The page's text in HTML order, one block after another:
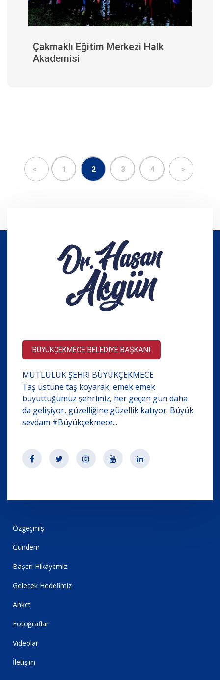
Çakmaklı Eğitim Merkezi Halk
Akademisi
< 1 2 3 4 >
BÜYÜKÇEKMECE BELEDİYE BAŞKANI
MUTLULUK ŞEHRİ BÜYÜKÇEKMECE
Taş üstüne taş koyarak, emek emek
büyüttüğümüz şehrimiz, her geçen gün daha
da gelişiyor, güzelliğine güzellik katıyor. Büyük
sevdam #Büyükçekmece...
Özgeçmiş
Gündem
Başarı Hikayemiz
Gelecek Hedefimiz
Anket
Fotoğraflar
Videolar
İletişim